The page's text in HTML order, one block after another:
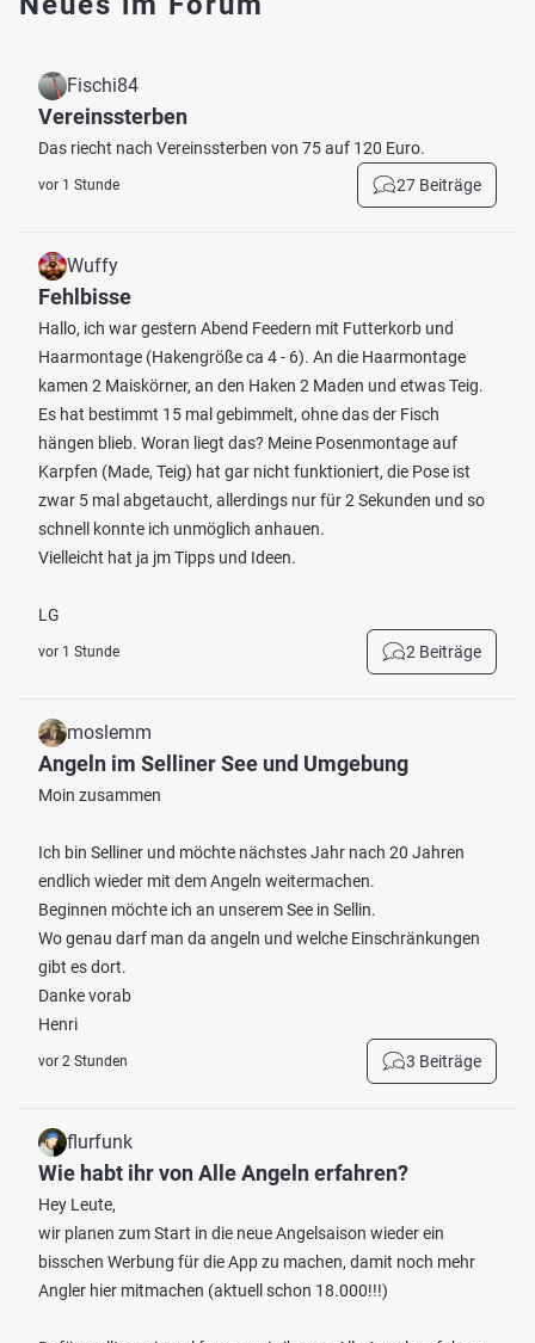
Fischi84
Vereinssterben
Das riecht nach Vereinssterben von 75 auf 120 Euro.
vor 1 Stunde 27 Beiträge
Wuffy
Fehlbisse
Hallo, ich war gestern Abend Feedern mit Futterkorb und
Haarmontage (Hakengröße ca 4 - 6). An die Haarmontage
kamen 2 Maiskörner, an den Haken 2 Maden und etwas Teig.
Es hat bestimmt 15 mal gebimmelt, ohne das der Fisch
hängen blieb. Woran liegt das? Meine Posenmontage auf
Karpfen (Made, Teig) hat gar nicht funktioniert, die Pose ist
zwar 5 mal abgetaucht, allerdings nur für 2 Sekunden und so
schnell konnte ich unmöglich anhauen.
Vielleicht hat ja jm Tipps und Ideen.
LG
vor 1 Stunde 2 Beiträge
moslemm
Angeln im Selliner See und Umgebung
Moin zusammen
Ich bin Selliner und möchte nächstes Jahr nach 20 Jahren
endlich wieder mit dem Angeln weitermachen.
Beginnen möchte ich an unserem See in Sellin.
Wo genau darf man da angeln und welche Einschränkungen
gibt es dort.
Danke vorab
Henri
vor 2 Stunden 3 Beiträge
flurfunk
Wie habt ihr von Alle Angeln erfahren?
Hey Leute,
wir planen zum Start in die neue Angelsaison wieder ein
bisschen Werbung für die App zu machen, damit noch mehr
Angler hier mitmachen (aktuell schon 18.000!!!)